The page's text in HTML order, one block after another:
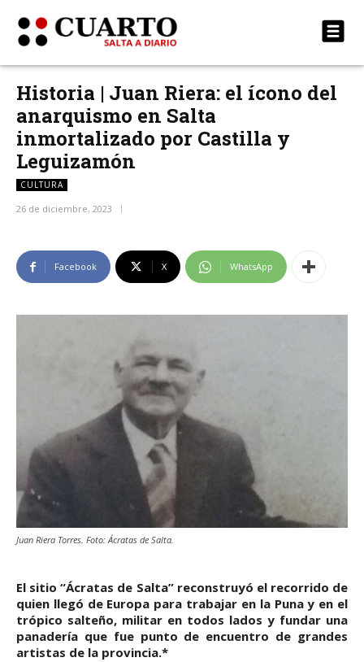
Historia | Juan Riera: el ícono del
anarquismo en Salta
inmortalizado por Castilla y
Leguizamón
CULTURA
26 de diciembre, 2023
Facebook X WhatsApp
Juan Riera Torres. Foto: Ácratas de Salta.
El sitio “Ácratas de Salta” reconstruyó el recorrido de
quien llegó de Europa para trabajar en la Puna y en el
trópico salteño, militar en todos lados y fundar una
panadería que fue punto de encuentro de grandes
artistas de la provincia.*